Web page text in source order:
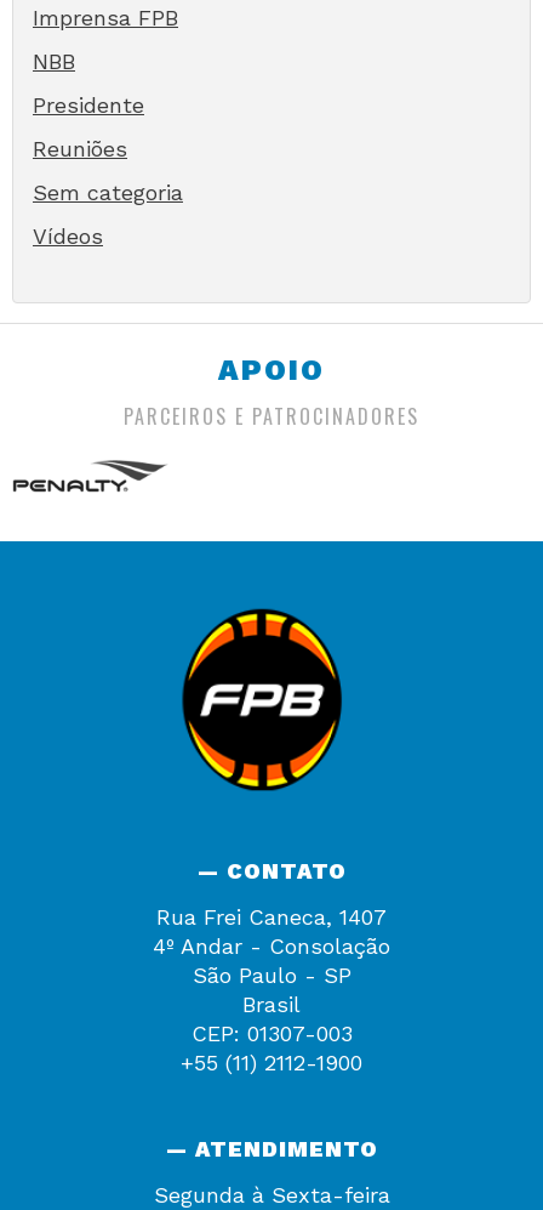
Imprensa FPB
NBB
Presidente
Reuniões
Sem categoria
Vídeos
APOIO
PARCEIROS E PATROCINADORES
— CONTATO
Rua Frei Caneca, 1407
4º Andar - Consolação
São Paulo - SP
Brasil
CEP: 01307-003
+55 (11) 2112-1900
— ATENDIMENTO
Segunda à Sexta-feira